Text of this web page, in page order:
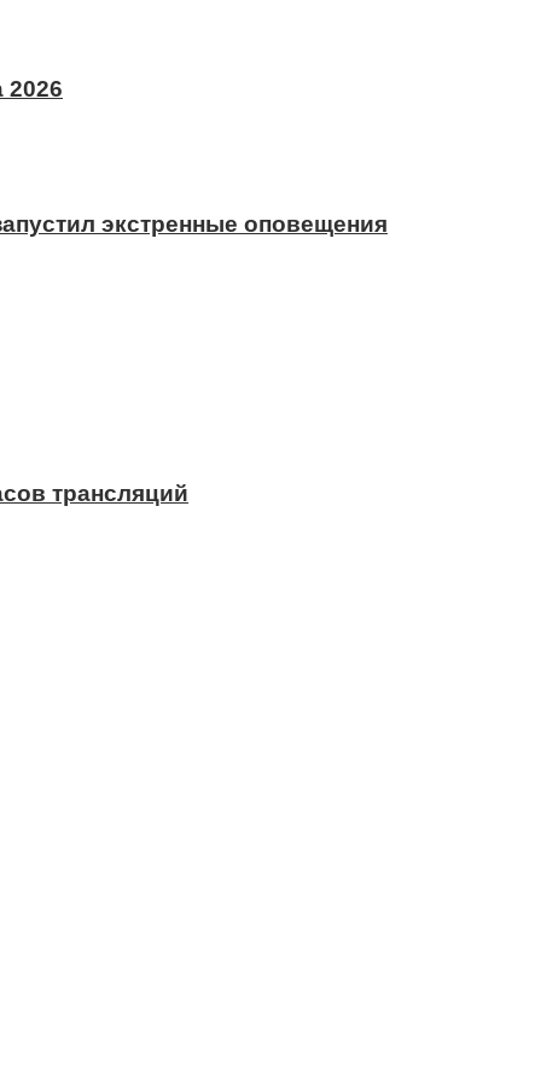
2026
экстренные оповещения
трансляций